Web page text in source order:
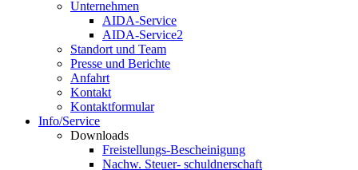
Unternehmen
AIDA-Service
AIDA-Service2
Standort und Team
Presse und Berichte
Anfahrt
Kontakt
Kontaktformular
Info/Service
Downloads
Freistellungs-Bescheinigung
Nachw. Steuer- schuldnerschaft